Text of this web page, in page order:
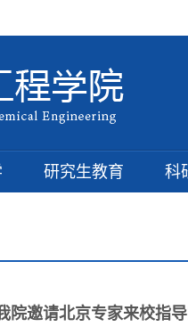
研究生教育 科
邀请北京专家来校指